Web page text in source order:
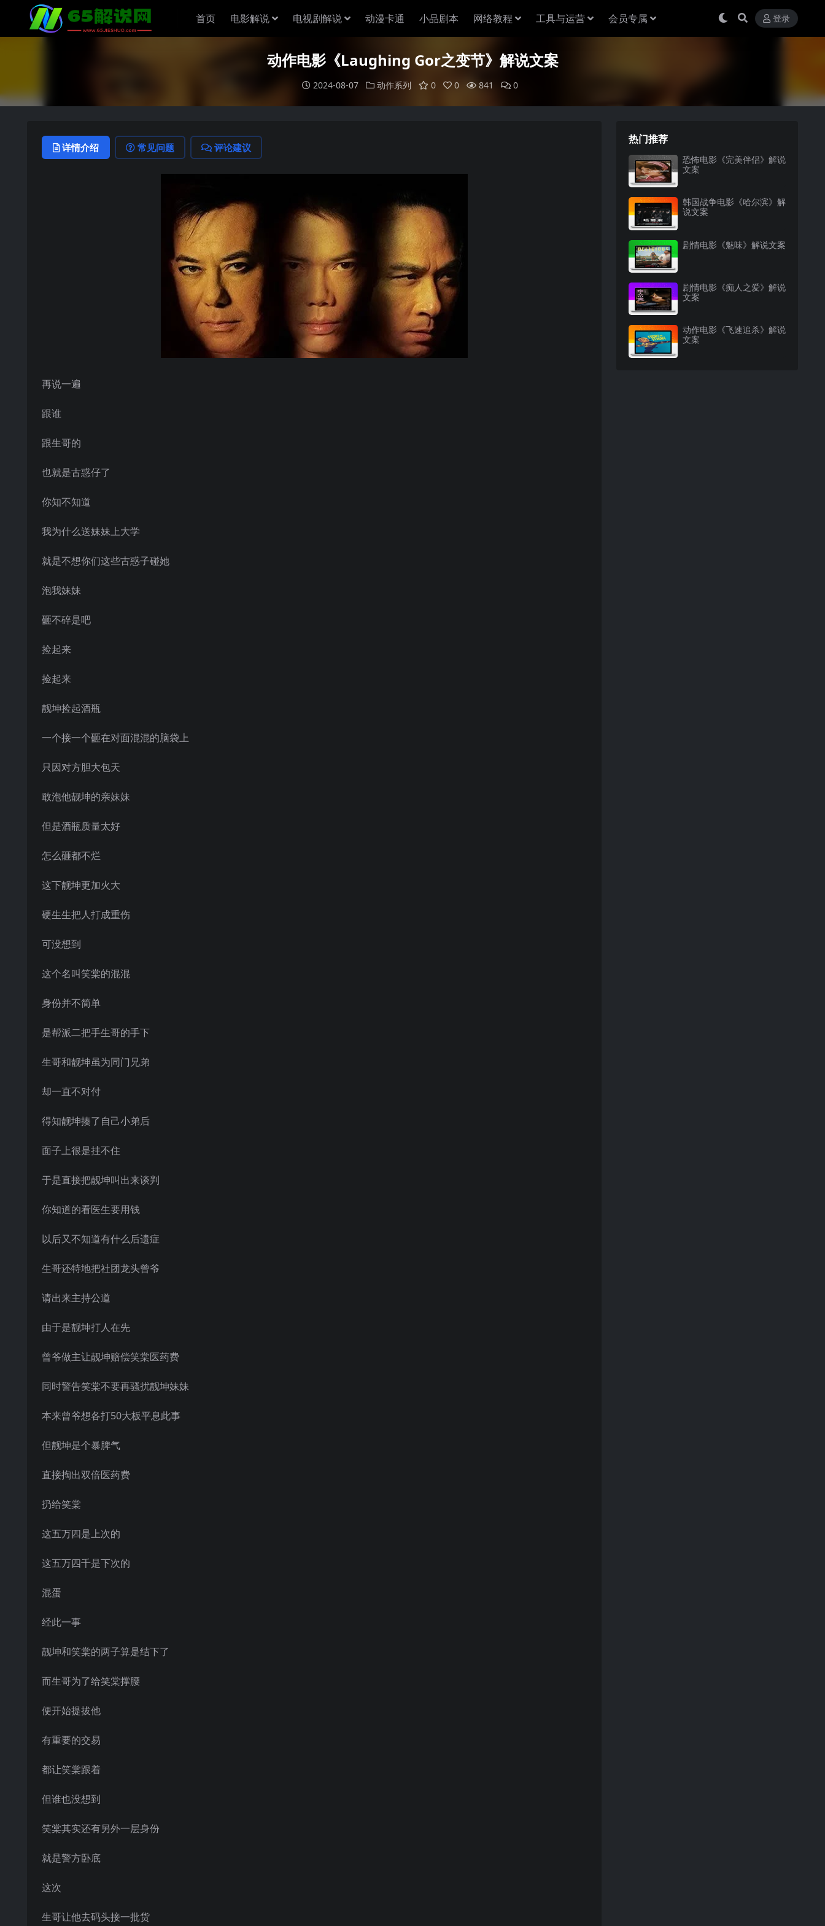
首页 电影解说 电视剧解说 动漫卡通 小品剧本 网络教程 工具与运营 会员专属 登录
动作电影《Laughing Gor之变节》解说文案
2024-08-07 动作系列 0 0 841 0
详情介绍 常见问题 评论建议
再说一遍
跟谁
跟生哥的
也就是古惑仔了
你知不知道
我为什么送妹妹上大学
就是不想你们这些古惑子碰她
泡我妹妹
砸不碎是吧
捡起来
捡起来
靓坤捡起酒瓶
一个接一个砸在对面混混的脑袋上
只因对方胆大包天
敢泡他靓坤的亲妹妹
但是酒瓶质量太好
怎么砸都不烂
这下靓坤更加火大
硬生生把人打成重伤
可没想到
这个名叫笑棠的混混
身份并不简单
是帮派二把手生哥的手下
生哥和靓坤虽为同门兄弟
却一直不对付
得知靓坤揍了自己小弟后
面子上很是挂不住
于是直接把靓坤叫出来谈判
你知道的看医生要用钱
以后又不知道有什么后遗症
生哥还特地把社团龙头曾爷
请出来主持公道
由于是靓坤打人在先
曾爷做主让靓坤赔偿笑棠医药费
同时警告笑棠不要再骚扰靓坤妹妹
本来曾爷想各打50大板平息此事
但靓坤是个暴脾气
直接掏出双倍医药费
扔给笑棠
这五万四是上次的
这五万四千是下次的
混蛋
经此一事
靓坤和笑棠的两子算是结下了
而生哥为了给笑棠撑腰
便开始提拔他
有重要的交易
都让笑棠跟着
但谁也没想到
笑棠其实还有另外一层身份
就是警方卧底
这次
生哥让他去码头接一批货
热门推荐
恐怖电影《完美伴侣》解说
文案
韩国战争电影《哈尔滨》解
说文案
剧情电影《魅味》解说文案
剧情电影《痴人之爱》解说
文案
动作电影《飞速追杀》解说
文案